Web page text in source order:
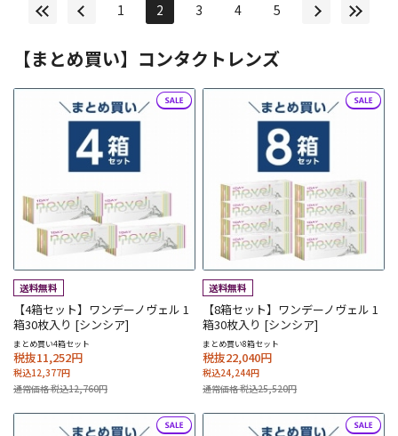
1 2 3 4 5
【まとめ買い】コンタクトレンズ
【4箱セット】ワンデーノヴェル 1
箱30枚入り [シンシア]
まとめ買い4箱セット
税抜11,252円
税込12,377円
通常価格 税込12,760円
【8箱セット】ワンデーノヴェル 1
箱30枚入り [シンシア]
まとめ買い8箱セット
税抜22,040円
税込24,244円
通常価格 税込25,520円